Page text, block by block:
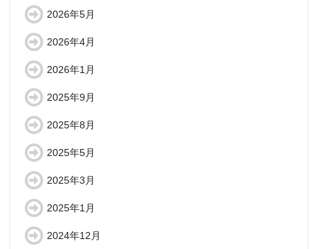
2026年5月
2026年4月
2026年1月
2025年9月
2025年8月
2025年5月
2025年3月
2025年1月
2024年12月